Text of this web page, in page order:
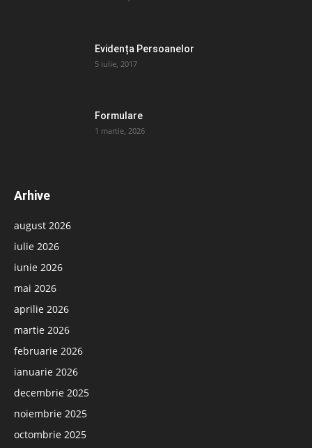
Evidența Persoanelor
5 iulie, 2017
Formulare
1 martie, 2026
Arhive
august 2026
iulie 2026
iunie 2026
mai 2026
aprilie 2026
martie 2026
februarie 2026
ianuarie 2026
decembrie 2025
noiembrie 2025
octombrie 2025